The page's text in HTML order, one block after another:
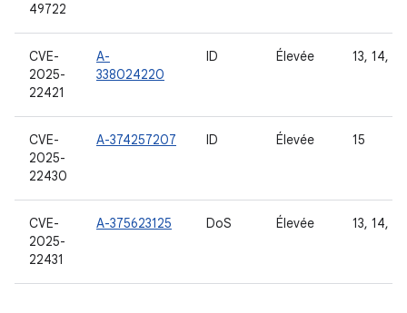
49722
CVE-
2025-
22421
A-
338024220
ID Élevée 13, 14, 15
CVE-
2025-
22430
A-374257207 ID Élevée 15
CVE-
2025-
22431
A-375623125 DoS Élevée 13, 14, 15